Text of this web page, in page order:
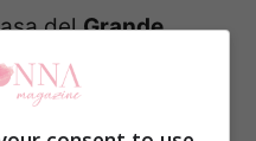
delGrande